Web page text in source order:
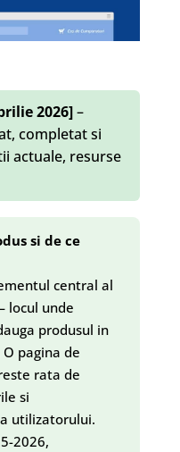
2026]–
completat si
actuale, resurse
si de ce
central al
locul unde
produsul in
pagina de
rata de
si
utilizatorului.
2026,